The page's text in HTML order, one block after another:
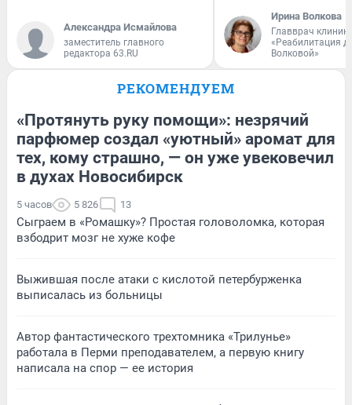
Александра Исмайлова
заместитель главного
редактора 63.RU
Ирина Волкова
Главврач
«Реабилитация
Волковой»
РЕКОМЕНДУЕМ
«Протянуть руку помощи»: незрячий
парфюмер создал «уютный» аромат для
тех, кому страшно, — он уже увековечил
в духах Новосибирск
5 часов 5 826 13
Сыграем в «Ромашку»? Простая головоломка, которая
взбодрит мозг не хуже кофе
Выжившая после атаки с кислотой петербурженка
выписалась из больницы
Автор фантастического трехтомника «Трилунье»
работала в Перми преподавателем, а первую книгу
написала на спор — ее история